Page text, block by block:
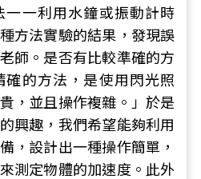
一一利用水鐘或振動計時
方法實驗的結果，發現誤
師。是否有比較準確的方
確的方法，是使用閃光照
，並且操作複雜。」於是
興趣，我們希望能夠利用
，設計出一種操作簡單，
測定物體的加速度。此外